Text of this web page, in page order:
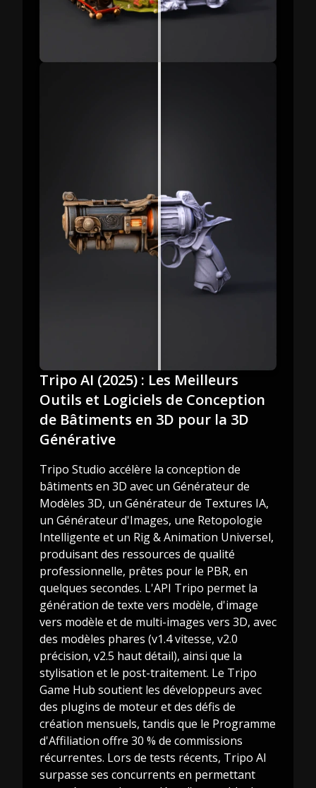
Tripo AI (2025) : Les Meilleurs
Outils et Logiciels de Conception
de Bâtiments en 3D pour la 3D
Générative
Tripo Studio accélère la conception de
bâtiments en 3D avec un Générateur de
Modèles 3D, un Générateur de Textures IA,
un Générateur d'Images, une Retopologie
Intelligente et un Rig & Animation Universel,
produisant des ressources de qualité
professionnelle, prêtes pour le PBR, en
quelques secondes. L'API Tripo permet la
génération de texte vers modèle, d'image
vers modèle et de multi-images vers 3D, avec
des modèles phares (v1.4 vitesse, v2.0
précision, v2.5 haut détail), ainsi que la
stylisation et le post-traitement. Le Tripo
Game Hub soutient les développeurs avec
des plugins de moteur et des défis de
création mensuels, tandis que le Programme
d'Affiliation offre 30 % de commissions
récurrentes. Lors de tests récents, Tripo AI
surpasse ses concurrents en permettant